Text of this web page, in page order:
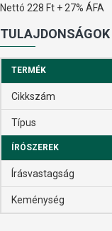
Nettó 228 Ft + 27% ÁFA
TULAJDONSÁGOK
TERMÉK
Cikkszám
Típus
ÍRÓSZEREK
Írásvastagság
Keménység